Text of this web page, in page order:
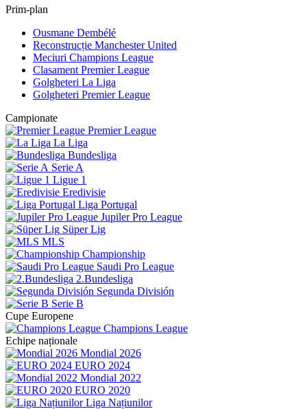
Prim-plan
Ousmane Dembélé
Reconstrucție Manchester United
Meciuri Champions League
Clasament Premier League
Golgheteri La Liga
Golgheteri Premier League
Campionate
Premier League
La Liga
Bundesliga
Serie A
Ligue 1
Eredivisie
Liga Portugal
Jupiler Pro League
Süper Lig
MLS
Championship
Saudi Pro League
2.Bundesliga
Segunda División
Serie B
Cupe Europene
Champions League
Echipe naționale
Mondial 2026
EURO 2024
Mondial 2022
EURO 2020
Liga Națiunilor